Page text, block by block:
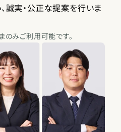
誠実・公正な提案を行いま
のみご利用可能です。